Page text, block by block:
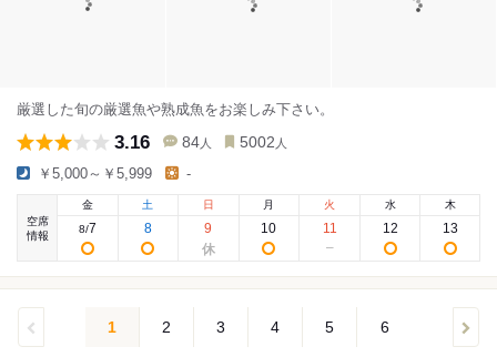
厳選した旬の厳選魚や熟成魚をお楽しみ下さい。
3.16 84 人 5002 人
￥5,000～￥5,999 -
空席
情報
金
8/7
土
8
日
9
月
10
火
11
水
12
木
13
1 2 3 4 5 6